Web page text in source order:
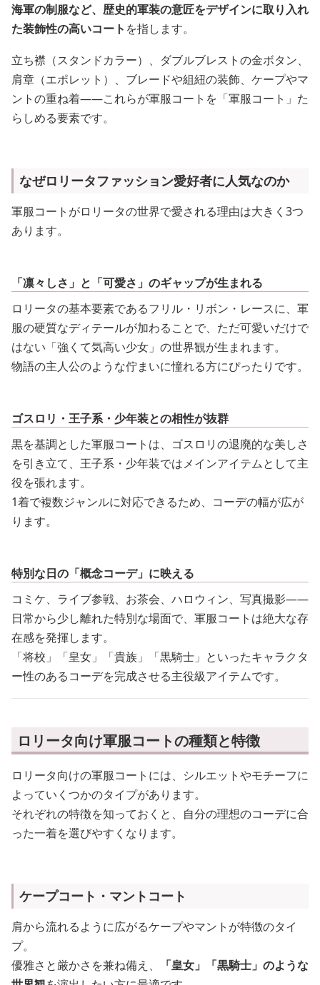
海軍の制服など、歴史的軍装の意匠をデザインに取り入れ
た装飾性の高いコート を指します。
立ち襟（スタンドカラー）、ダブルブレストの金ボタン、
肩章（エポレット）、ブレードや組紐の装飾、ケープやマ
ントの重ね着——これらが軍服コートを「軍服コート」た
らしめる要素です。
なぜロリータファッション愛好者に人気なのか
軍服コートがロリータの世界で愛される理由は大きく3つ
あります。
「凛々しさ」と「可愛さ」のギャップが生まれる
ロリータの基本要素であるフリル・リボン・レースに、軍
服の硬質なディテールが加わることで、ただ可愛いだけで
はない「強くて気高い少女」の世界観が生まれます。
物語の主人公のような佇まいに憧れる方にぴったりです。
ゴスロリ・王子系・少年装との相性が抜群
黒を基調とした軍服コートは、ゴスロリの退廃的な美しさ
を引き立て、王子系・少年装ではメインアイテムとして主
役を張れます。
1着で複数ジャンルに対応できるため、コーデの幅が広が
ります。
特別な日の「概念コーデ」に映える
コミケ、ライブ参戦、お茶会、ハロウィン、写真撮影——
日常から少し離れた特別な場面で、軍服コートは絶大な存
在感を発揮します。
「将校」「皇女」「貴族」「黒騎士」といったキャラクタ
ー性のあるコーデを完成させる主役級アイテムです。
ロリータ向け軍服コートの種類と特徴
ロリータ向けの軍服コートには、シルエットやモチーフに
よっていくつかのタイプがあります。
それぞれの特徴を知っておくと、自分の理想のコーデに合
った一着を選びやすくなります。
ケープコート・マントコート
肩から流れるように広がるケープやマントが特徴のタイ
プ。
優雅さと厳かさを兼ね備え、
「皇女」「黒騎士」のような